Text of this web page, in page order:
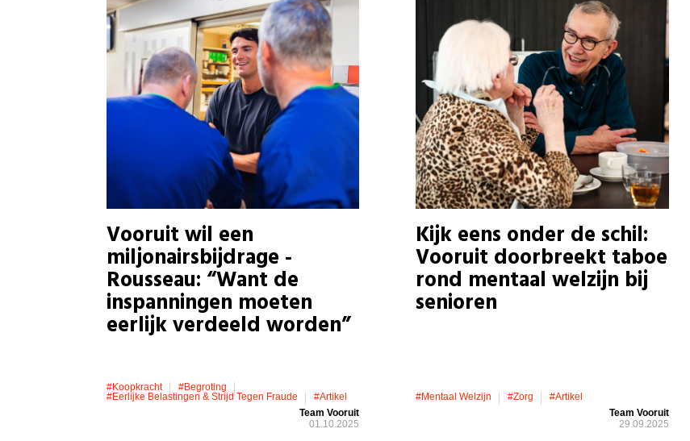
Vooruit wil een
miljonairsbijdrage -
Rousseau: “Want de
inspanningen moeten
eerlijk verdeeld worden”
#koopkracht
#Begroting
#eerlijke Belastingen & Strijd Tegen Fraude
#artikel
Team Vooruit
01.10.2025
Kijk eens onder de schil:
Vooruit doorbreekt taboe
rond mentaal welzijn bij
senioren
#mentaal Welzijn #zorg
#artikel
Team Vooruit
29.09.2025